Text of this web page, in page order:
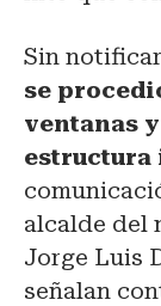
Sin
se
ventanas
estructura
alcalde del
Jorge Luis
señalan